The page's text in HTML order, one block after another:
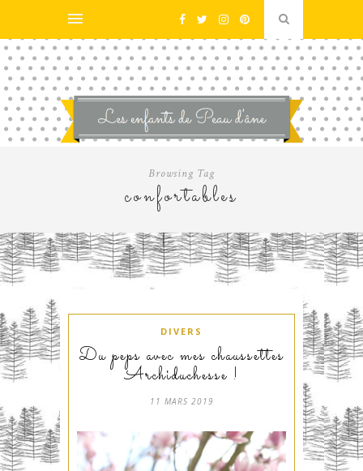
Browsing Tag
confortables
DIVERS
Du peps avec mes chaussettes
Archiduchesse !
11 MARS 2019